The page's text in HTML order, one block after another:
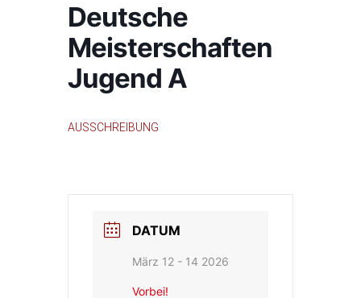
Deutsche
Meisterschaften
Jugend A
AUSSCHREIBUNG
DATUM
März 12 - 14 2026
Vorbei!